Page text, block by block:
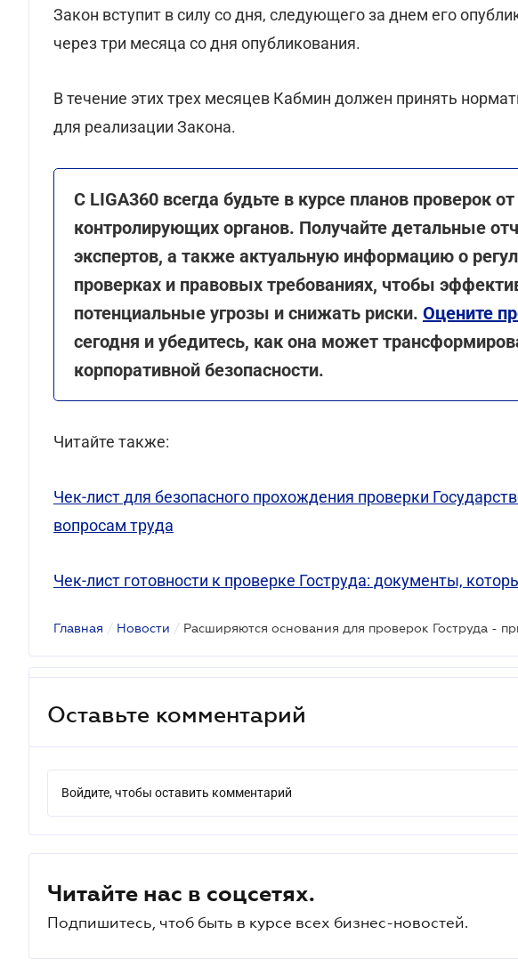
Закон вступит в силу со дня, следующего за днем его
через три месяца со дня опубликования.
В течение этих трех месяцев Кабмин должен принять
для реализации Закона.
С LIGA360 всегда будьте в курсе планов проверок
контролирующих органов. Получайте детальные
экспертов, а также актуальную информацию о
проверках и правовых требованиях, чтобы
потенциальные угрозы и снижать риски. Оцените
сегодня и убедитесь, как она может
корпоративной безопасности.
Читайте также:
Чек-лист для безопасного прохождения проверки
вопросам труда
Чек-лист готовности к проверке Гоструда: документы,
Главная / Новости / Расширяются основания для проверок Гоструда -
Оставьте комментарий
Войдите, чтобы оставить комментарий
Читайте нас в соцсетях.
Подпишитесь, чтоб быть в курсе всех бизнес-новостей.